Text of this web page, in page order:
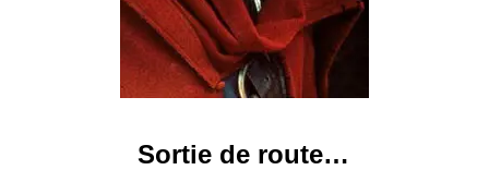
Sortie de route…